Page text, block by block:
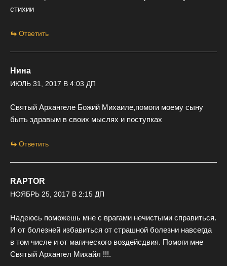
стихии
Ответить
Нина
ИЮЛЬ 31, 2017 В 4:03 ДП
Святый Архангеле Божий Михаиле,помоги моему сыну
быть здравым в своих мыслях и поступках
Ответить
RAPTOR
НОЯБРЬ 25, 2017 В 2:15 ДП
Надеюсь поможешь мне с врагами нечистыми справиться.
И от болезней избавиться от страшной болезни навсегда
в том числе и от магического воздейсдвия. Помоги мне
Святый Архангел Михайл !!!.